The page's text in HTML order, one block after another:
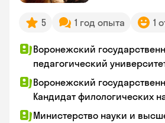
5 1 год опыта 1
Воронежский
педагогический
Воронежский
Кандидат филологических
Министерство науки и